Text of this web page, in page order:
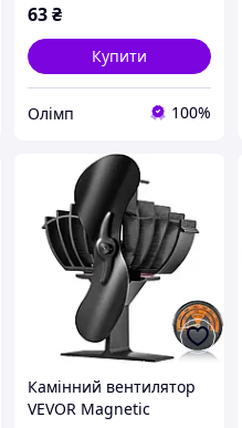
63₴
Купити
Олімп 100%
Камінний вентилятор
VEVOR Magnetic